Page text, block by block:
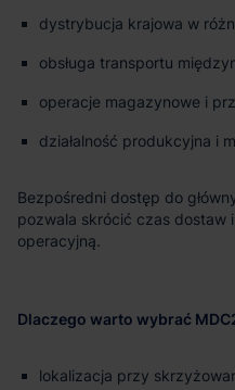
dystrybucja krajowa w
obsługa transportu
operacje magazynowe i
działalność produkcyjna i
Bezpośredni dostęp do
pozwala skrócić czas dostaw
operacyjną.
Dlaczego warto wybrać
lokalizacja przy